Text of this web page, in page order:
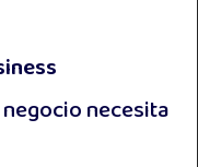
necesita